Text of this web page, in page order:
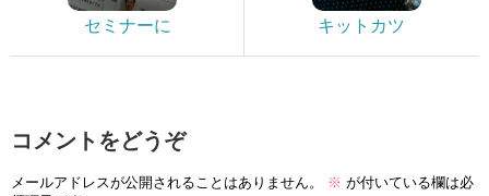
セミナーに キットカツ
コメントをどうぞ
メールアドレスが公開されることはありません。 ※ が付いている欄は必